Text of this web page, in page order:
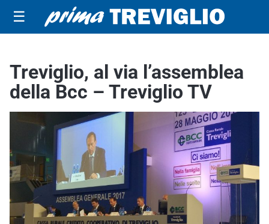
☰
Treviglio, al via l’assemblea
della Bcc – Treviglio TV